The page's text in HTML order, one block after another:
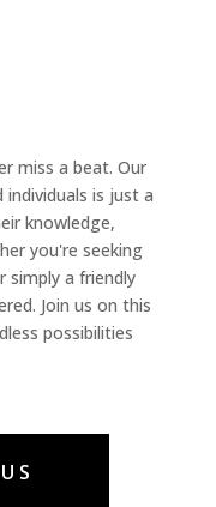
miss a beat. Our
is just a
knowledge,
you're seeking
simply a friendly
Join us on this
possibilities